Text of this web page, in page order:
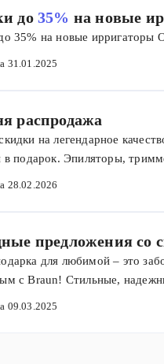
Комплексный уход с
и уверенности!
до35% на новые
35% на новые ирригаторы
31.01.2025
распродажа
на легендарное
в подарок. Эпиляторы,
28.02.2026
предложения со
для любимой – это
с Braun! Стильные,
09.03.2025